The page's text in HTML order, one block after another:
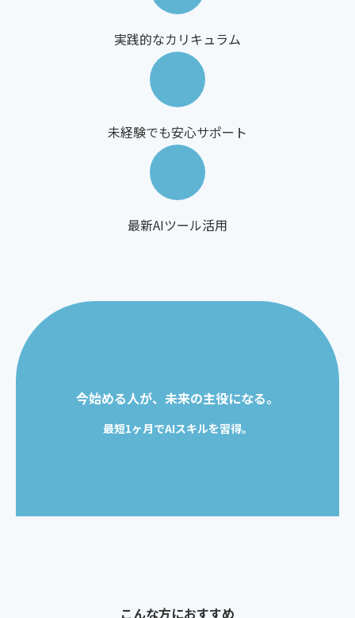
実践的なカリキュラム
未経験でも安心サポート
最新AIツール活用
今始める人が、未来の主役になる。
最短1ヶ月でAIスキルを習得。
こんな方におすすめ